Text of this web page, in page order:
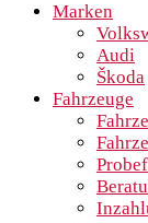
Marken
Audi
Škoda
Fahrzeuge